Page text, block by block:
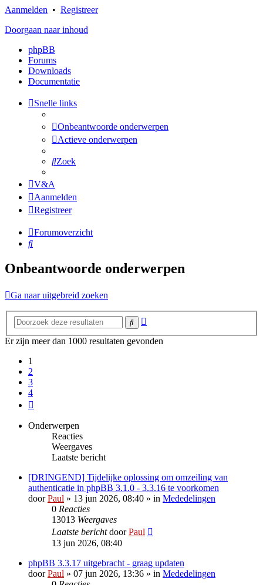
Aanmelden • Registreer
Doorgaan naar inhoud
phpBB
Forums
Downloads
Documentatie
Snelle links
Onbeantwoorde onderwerpen
Actieve onderwerpen
Zoek
V&A
Aanmelden
Registreer
Forumoverzicht
Zoek
Onbeantwoorde onderwerpen
Ga naar uitgebreid zoeken
Zoek
Er zijn meer dan 1000 resultaten gevonden
1
2
3
4
Onderwerpen
Reacties
Weergaves
Laatste bericht
[DRINGEND] Tijdelijke oplossing om omzeiling van
authenticatie in phpBB 3.1.0 - 3.3.16 te voorkomen
doorPaul » 13 jun 2026, 08:40 » in Mededelingen
0 Reacties
13013 Weergaves
Laatste berichtdoorPaul
13 jun 2026, 08:40
phpBB 3.3.17 uitgebracht - graag updaten
doorPaul » 07 jun 2026, 13:36 » in Mededelingen